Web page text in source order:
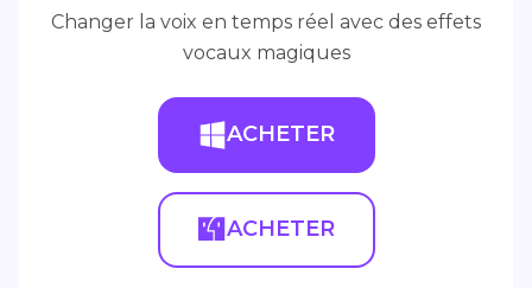
Changer la voix en temps réel avec des effets
vocaux magiques
ACHETER
ACHETER